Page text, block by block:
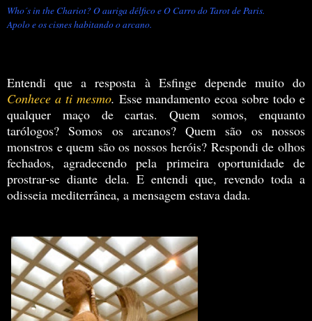
Who´s in the Chariot? O auriga délfico e O Carro do Tarot de Paris.
Apolo e os cisnes habitando o arcano.
Entendi que a resposta à Esfinge depende muito do
Conhece a ti mesmo. Esse mandamento ecoa sobre todo e
qualquer maço de cartas. Quem somos, enquanto
tarólogos? Somos os arcanos? Quem são os nossos
monstros e quem são os nossos heróis? Respondi de olhos
fechados, agradecendo pela primeira oportunidade de
prostrar-se diante dela. E entendi que, revendo toda a
odisseia mediterrânea, a mensagem estava dada.